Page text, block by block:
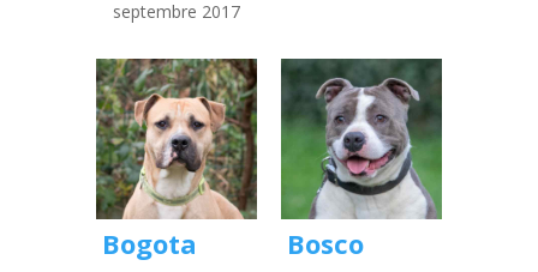
septembre 2017
Bogota Bosco